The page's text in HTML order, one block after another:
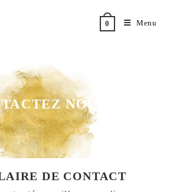
0 Menu
NOUS
DE CONTACT